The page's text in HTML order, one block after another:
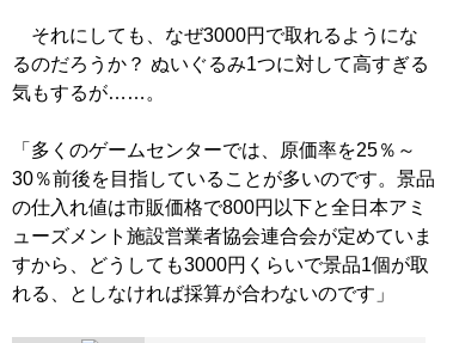
それにしても、なぜ3000円で取れるようにな
るのだろうか？ ぬいぐるみ1つに対して高すぎる
気もするが……。
「多くのゲームセンターでは、原価率を25％～
30％前後を目指していることが多いのです。景品
の仕入れ値は市販価格で800円以下と全日本アミ
ューズメント施設営業者協会連合会が定めていま
すから、どうしても3000円くらいで景品1個が取
れる、としなければ採算が合わないのです」